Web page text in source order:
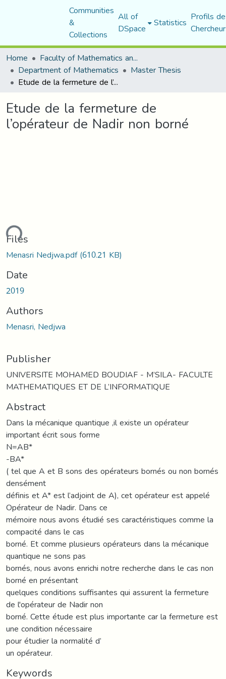
Communities
&
Collections
All of
DSpace Statistics Profils
Home
Faculty of Mathematics and Computer Science
Department of Mathematics Master Thesis
Etude de la fermeture de l’opérateur de Nadir non borné
Etude de la fermeture de
l’opérateur de Nadir non borné
Files
Menasri Nedjwa.pdf(610.21 KB)
Date
2019
Authors
Menasri, Nedjwa
Publisher
UNIVERSITE MOHAMED BOUDIAF - M’SILA- FACULTE
MATHEMATIQUES ET DE L’INFORMATIQUE
Abstract
Dans la mécanique quantique ,il existe un opérateur
important écrit sous forme
N=AB*
-BA*
( tel que A et B sons des opérateurs bornés ou non bornés
densément
définis et A* est l’adjoint de A), cet opérateur est appelé
Opérateur de Nadir. Dans ce
mémoire nous avons étudié ses caractéristiques comme la
compacité dans le cas
borné. Et comme plusieurs opérateurs dans la mécanique
quantique ne sons pas
bornés, nous avons enrichi notre recherche dans le cas non
borné en présentant
quelques conditions suffisantes qui assurent la fermeture
de l'opérateur de Nadir non
borné. Cette étude est plus importante car la fermeture est
une condition nécessaire
pour étudier la normalité d’
un opérateur.
Keywords